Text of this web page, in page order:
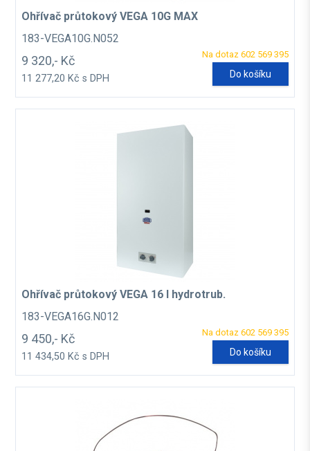
Ohřívač průtokový VEGA 10G MAX
183-VEGA10G.N052
Na dotaz 602 569 395
9 320,- Kč
11 277,20 Kč s DPH Do košíku
Ohřívač průtokový VEGA 16 l hydrotrub.
183-VEGA16G.N012
Na dotaz 602 569 395
9 450,- Kč
11 434,50 Kč s DPH Do košíku